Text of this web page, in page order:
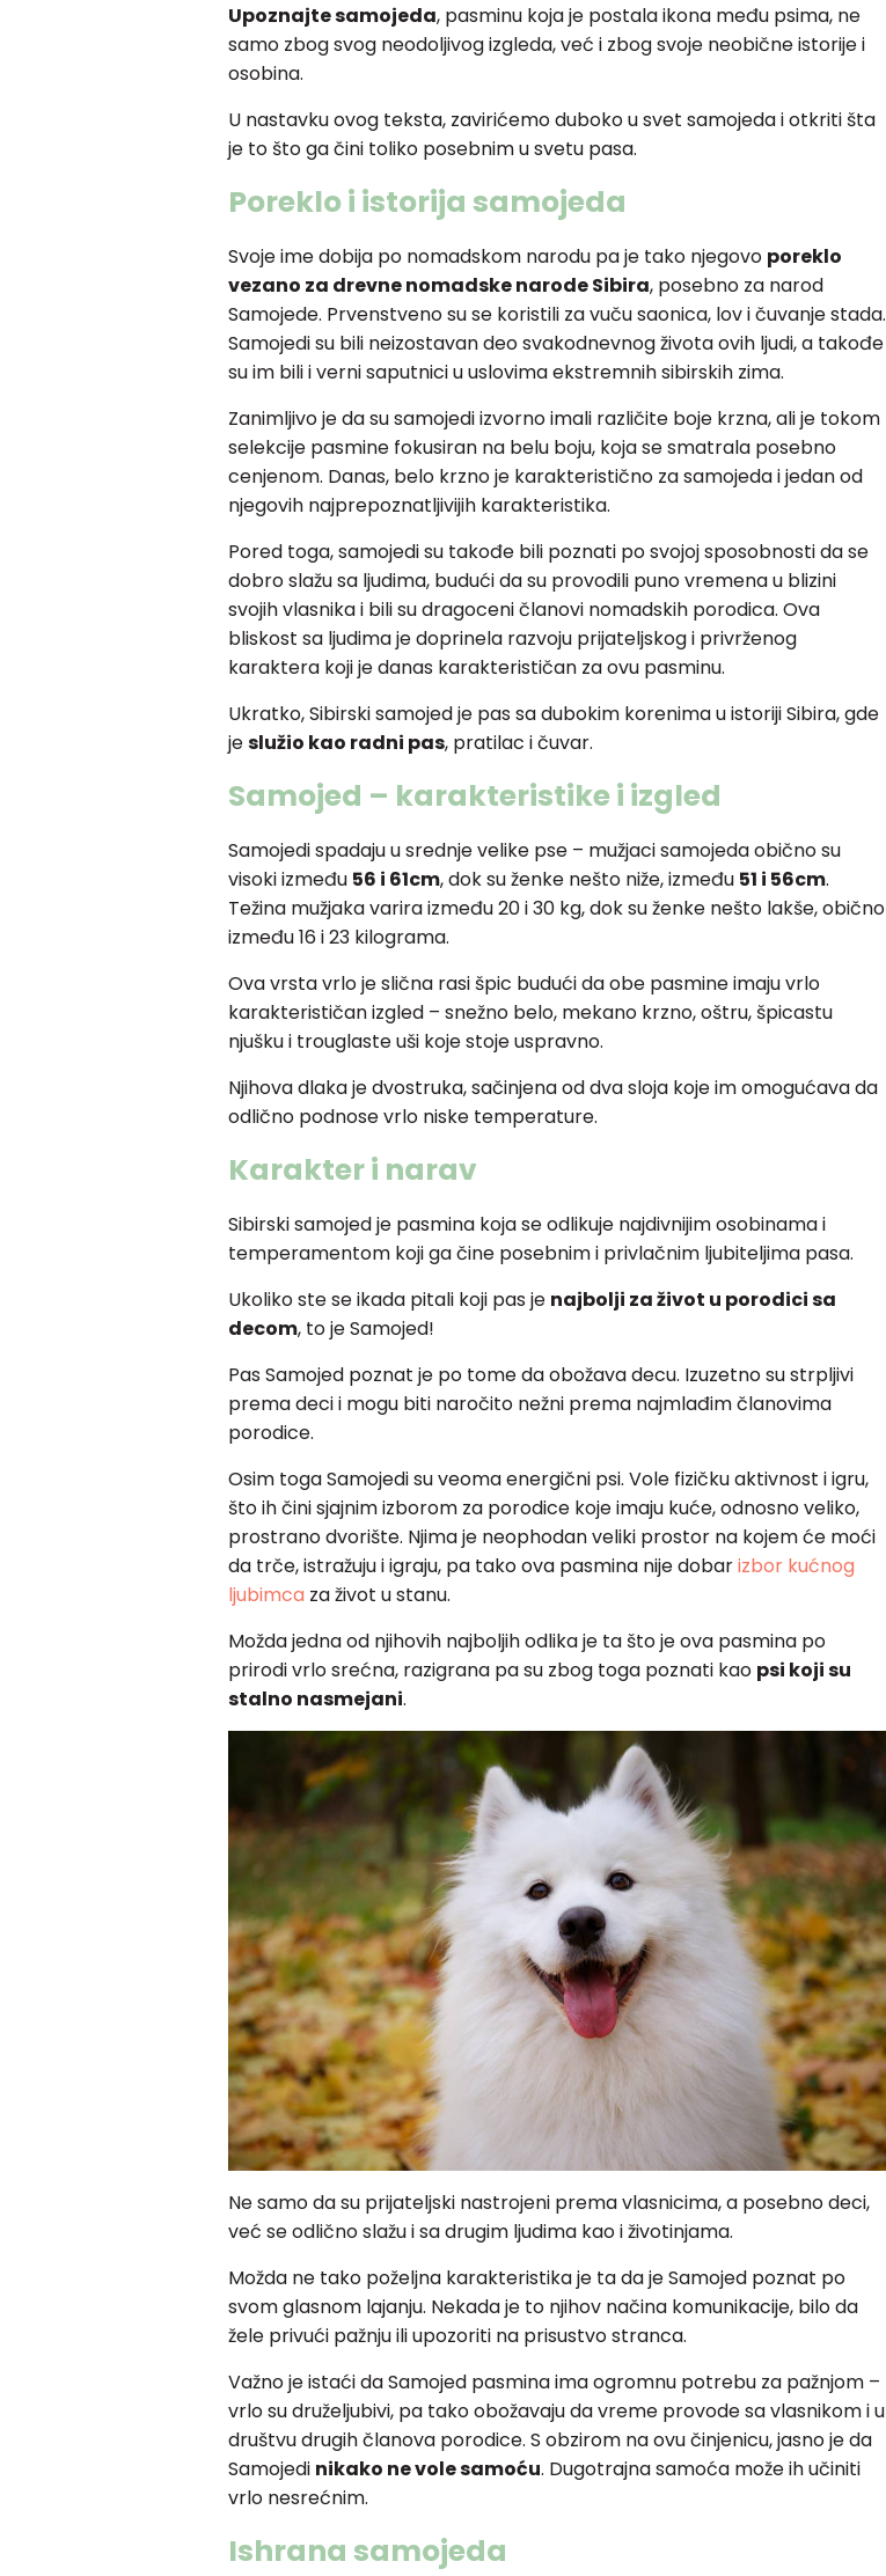
Upoznajte samojeda, pasminu koja je postala ikona među psima, ne
samo zbog svog neodoljivog izgleda, već i zbog svoje neobične istorije i
osobina.
U nastavku ovog teksta, zavirićemo duboko u svet samojeda i otkriti šta
je to što ga čini toliko posebnim u svetu pasa.
Poreklo i istorija samojeda
Svoje ime dobija po nomadskom narodu pa je tako njegovo poreklo
vezano za drevne nomadske narode Sibira, posebno za narod
Samojede. Prvenstveno su se koristili za vuču saonica, lov i čuvanje stada.
Samojedi su bili neizostavan deo svakodnevnog života ovih ljudi, a takođe
su im bili i verni saputnici u uslovima ekstremnih sibirskih zima.
Zanimljivo je da su samojedi izvorno imali različite boje krzna, ali je tokom
selekcije pasmine fokusiran na belu boju, koja se smatrala posebno
cenjenom. Danas, belo krzno je karakteristično za samojeda i jedan od
njegovih najprepoznatljivijih karakteristika.
Pored toga, samojedi su takođe bili poznati po svojoj sposobnosti da se
dobro slažu sa ljudima, budući da su provodili puno vremena u blizini
svojih vlasnika i bili su dragoceni članovi nomadskih porodica. Ova
bliskost sa ljudima je doprinela razvoju prijateljskog i privrženog
karaktera koji je danas karakterističan za ovu pasminu.
Ukratko, Sibirski samojed je pas sa dubokim korenima u istoriji Sibira, gde
jeslužio kao radni pas, pratilac i čuvar.
Samojed – karakteristike i izgled
Samojedi spadaju u srednje velike pse – mužjaci samojeda obično su
visoki između 56 i 61cm, dok su ženke nešto niže, između 51 i 56cm.
Težina mužjaka varira između 20 i 30 kg, dok su ženke nešto lakše, obično
između 16 i 23 kilograma.
Ova vrsta vrlo je slična rasi špic budući da obe pasmine imaju vrlo
karakterističan izgled – snežno belo, mekano krzno, oštru, špicastu
njušku i trouglaste uši koje stoje uspravno.
Njihova dlaka je dvostruka, sačinjena od dva sloja koje im omogućava da
odlično podnose vrlo niske temperature.
Karakter i narav
Sibirski samojed je pasmina koja se odlikuje najdivnijim osobinama i
temperamentom koji ga čine posebnim i privlačnim ljubiteljima pasa.
Ukoliko ste se ikada pitali koji pas je najbolji za život u porodici sa
decom, to je Samojed!
Pas Samojed poznat je po tome da obožava decu. Izuzetno su strpljivi
prema deci i mogu biti naročito nežni prema najmlađim članovima
porodice.
Osim toga Samojedi su veoma energični psi. Vole fizičku aktivnost i igru,
što ih čini sjajnim izborom za porodice koje imaju kuće, odnosno veliko,
prostrano dvorište. Njima je neophodan veliki prostor na kojem će moći
da trče, istražuju i igraju, pa tako ova pasmina nije dobarizbor kućnog
ljubimca za život u stanu.
Možda jedna od njihovih najboljih odlika je ta što je ova pasmina po
prirodi vrlo srećna, razigrana pa su zbog toga poznati kao psi koji su
stalno nasmejani.
Ne samo da su prijateljski nastrojeni prema vlasnicima, a posebno deci,
već se odlično slažu i sa drugim ljudima kao i životinjama.
Možda ne tako poželjna karakteristika je ta da je Samojed poznat po
svom glasnom lajanju. Nekada je to njihov načina komunikacije, bilo da
žele privući pažnju ili upozoriti na prisustvo stranca.
Važno je istaći da Samojed pasmina ima ogromnu potrebu za pažnjom –
vrlo su druželjubivi, pa tako obožavaju da vreme provode sa vlasnikom i u
društvu drugih članova porodice. S obzirom na ovu činjenicu, jasno je da
Samojedi nikako ne vole samoću. Dugotrajna samoća može ih učiniti
vrlo nesrećnim.
Ishrana samojeda